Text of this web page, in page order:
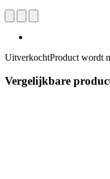
UitverkochtProduct wordt
Vergelijkbare